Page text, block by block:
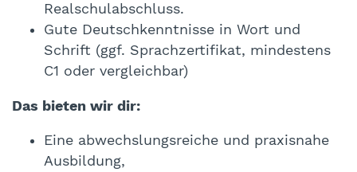
Realschulabschluss.
Gute Deutschkenntnisse in Wort und
Schrift (ggf. Sprachzertifikat, mindestens
C1 oder vergleichbar)
Das bieten wir dir:
Eine abwechslungsreiche und praxisnahe
Ausbildung,